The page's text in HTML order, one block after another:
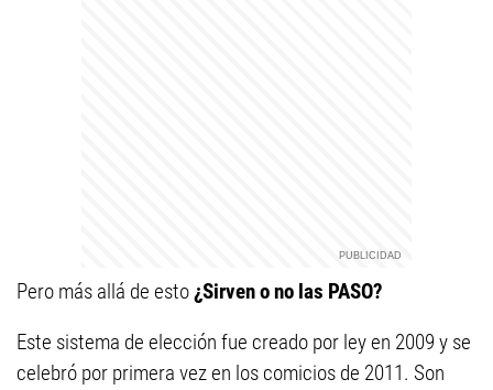
Pero más allá de esto¿Sirven o no las PASO?
Este sistema de elección fue creado por ley en 2009 y se
celebró por primera vez en los comicios de 2011. Son